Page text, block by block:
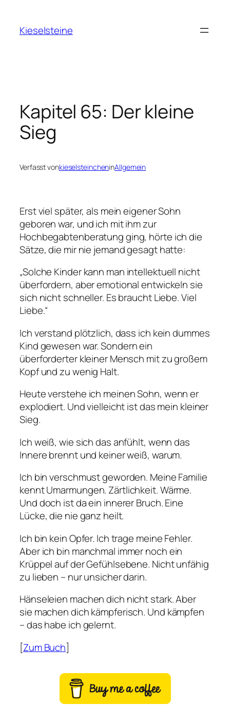
springen
Kieselsteine
Kapitel 65: Der kleine
Sieg
Verfasst vonkieselsteincheninAllgemein
Erst viel später, als mein eigener Sohn
geboren war, und ich mit ihm zur
Hochbegabtenberatung ging, hörte ich die
Sätze, die mir nie jemand gesagt hatte:
„Solche Kinder kann man intellektuell nicht
überfordern, aber emotional entwickeln sie
sich nicht schneller. Es braucht Liebe. Viel
Liebe.“
Ich verstand plötzlich, dass ich kein dummes
Kind gewesen war. Sondern ein
überforderter kleiner Mensch mit zu großem
Kopf und zu wenig Halt.
Heute verstehe ich meinen Sohn, wenn er
explodiert. Und vielleicht ist das mein kleiner
Sieg.
Ich weiß, wie sich das anfühlt, wenn das
Innere brennt und keiner weiß, warum.
Ich bin verschmust geworden. Meine Familie
kennt Umarmungen. Zärtlichkeit. Wärme.
Und doch ist da ein innerer Bruch. Eine
Lücke, die nie ganz heilt.
Ich bin kein Opfer. Ich trage meine Fehler.
Aber ich bin manchmal immer noch ein
Krüppel auf der Gefühlsebene. Nicht unfähig
zu lieben – nur unsicher darin.
Hänseleien machen dich nicht stark. Aber
sie machen dich kämpferisch. Und kämpfen
– das habe ich gelernt.
[Zum Buch]